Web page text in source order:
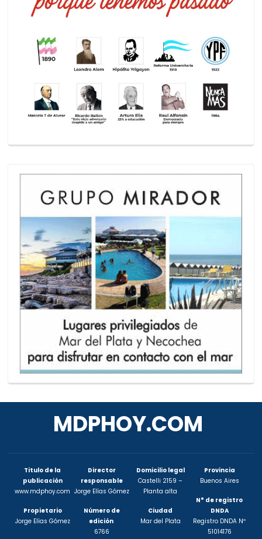
MDPHOY.COM
Titulo de la
publicación
www.mdphoy.com
Propietario
Jorge Elías Gómez
Director
responsable
Jorge Elías Gómez
Número de
edición
6766
Domicilio legal
Castelli 2159 –
Planta alta
Ciudad
Mar del Plata
Provincia
Buenos Aires
N° de registro
DNDA
Registro DNDA Nº
51014176